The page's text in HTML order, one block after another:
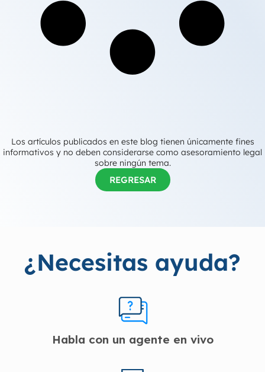
Los artículos publicados en este blog tienen únicamente fines
informativos y no deben considerarse como asesoramiento legal
sobre ningún tema.
REGRESAR
¿Necesitas ayuda?
Habla con un agente en vivo